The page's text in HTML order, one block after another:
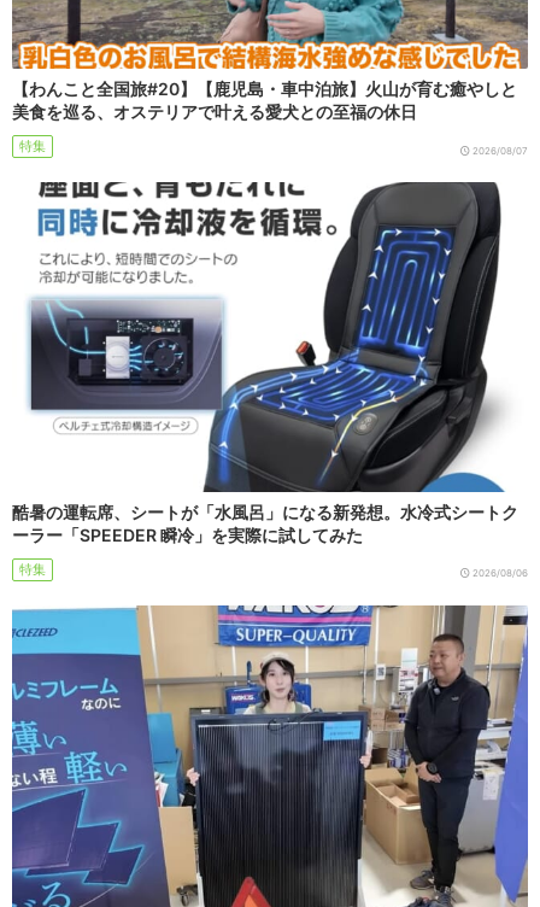
【わんこと全国旅#20】【鹿児島・車中泊旅】火山が育む癒やしと
美食を巡る、オステリアで叶える愛犬との至福の休日
特集 2026/08/07
酷暑の運転席、シートが「水風呂」になる新発想。水冷式シートク
ーラー「SPEEDER 瞬冷」を実際に試してみた
特集 2026/08/06